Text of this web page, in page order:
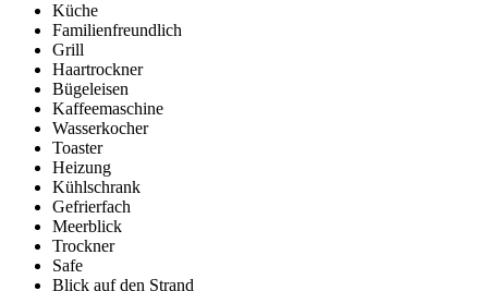
Küche
Familienfreundlich
Grill
Haartrockner
Bügeleisen
Kaffeemaschine
Wasserkocher
Toaster
Heizung
Kühlschrank
Gefrierfach
Meerblick
Trockner
Safe
Blick auf den Strand